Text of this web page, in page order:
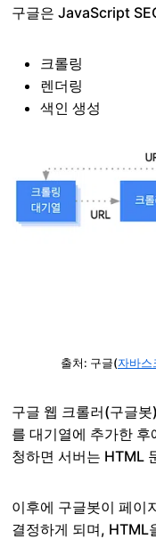
구글은 JavaScript
크롤링
렌더링
색인 생성
출처: 구글(자바스
구글 웹 크롤러(구글
를 대기열에 추가한
청하면 서버는 HTML
이후에 구글봇이 페이
결정하게 되며, HTML